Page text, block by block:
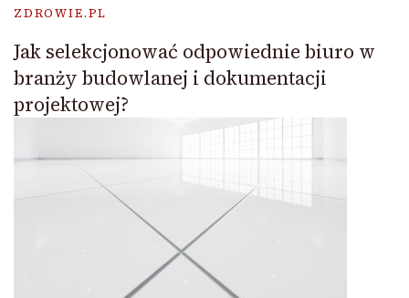
ZDROWIE.PL
Jak selekcjonować odpowiednie biuro w
branży budowlanej i dokumentacji
projektowej?